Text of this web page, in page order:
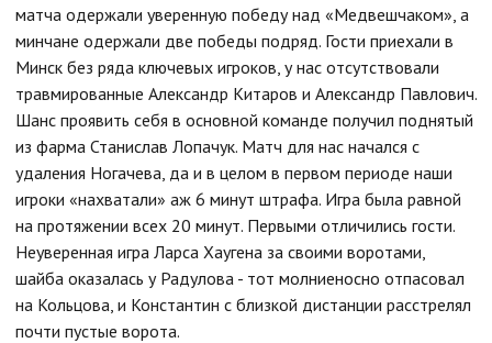
матча одержали уверенную победу над «Медвешчаком», а
минчане одержали две победы подряд. Гости приехали в
Минск без ряда ключевых игроков, у нас отсутствовали
травмированные Александр Китаров и Александр Павлович.
Шанс проявить себя в основной команде получил поднятый
из фарма Станислав Лопачук. Матч для нас начался с
удаления Ногачева, да и в целом в первом периоде наши
игроки «нахватали» аж 6 минут штрафа. Игра была равной
на протяжении всех 20 минут. Первыми отличились гости.
Неуверенная игра Ларса Хаугена за своими воротами,
шайба оказалась у Радулова - тот молниеносно отпасовал
на Кольцова, и Константин с близкой дистанции расстрелял
почти пустые ворота.